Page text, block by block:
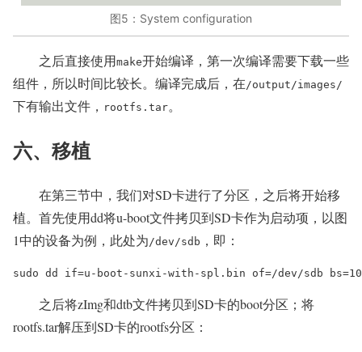
图5：System configuration
之后直接使用make开始编译，第一次编译需要下载一些
组件，所以时间比较长。编译完成后，在 /output/images/
下有输出文件， rootfs.tar。
六、移植
在第三节中，我们对SD卡进行了分区，之后将开始移
植。首先使用dd将u-boot文件拷贝到SD卡作为启动项，以图
1中的设备为例，此处为 /dev/sdb ，即：
sudo dd if=u-boot-sunxi-with-spl.bin of=/dev/sdb
之后将zImg和dtb文件拷贝到SD卡的boot分区；将
rootfs.tar解压到SD卡的rootfs分区：